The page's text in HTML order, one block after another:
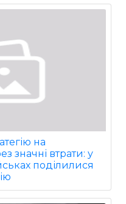
на
значні втрати: у
поділилися